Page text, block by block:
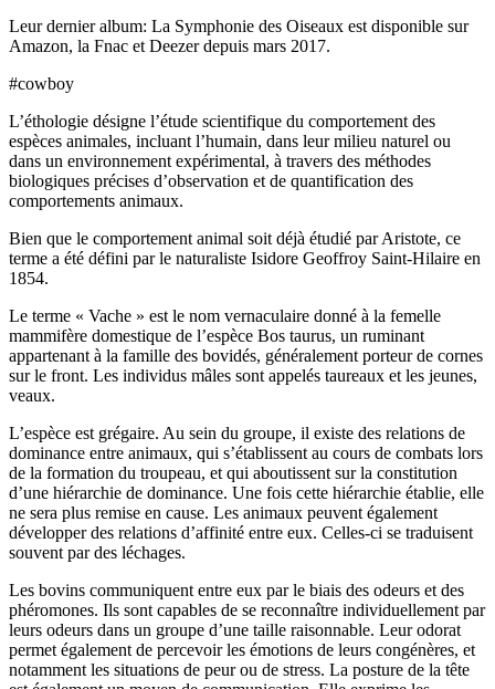
Leur dernier album: La Symphonie des Oiseaux est disponible sur
Amazon, la Fnac et Deezer depuis mars 2017.
#cowboy
L’éthologie désigne l’étude scientifique du comportement des
espèces animales, incluant l’humain, dans leur milieu naturel ou
dans un environnement expérimental, à travers des méthodes
biologiques précises d’observation et de quantification des
comportements animaux.
Bien que le comportement animal soit déjà étudié par Aristote, ce
terme a été défini par le naturaliste Isidore Geoffroy Saint-Hilaire en
1854.
Le terme « Vache » est le nom vernaculaire donné à la femelle
mammifère domestique de l’espèce Bos taurus, un ruminant
appartenant à la famille des bovidés, généralement porteur de cornes
sur le front. Les individus mâles sont appelés taureaux et les jeunes,
veaux.
L’espèce est grégaire. Au sein du groupe, il existe des relations de
dominance entre animaux, qui s’établissent au cours de combats lors
de la formation du troupeau, et qui aboutissent sur la constitution
d’une hiérarchie de dominance. Une fois cette hiérarchie établie, elle
ne sera plus remise en cause. Les animaux peuvent également
développer des relations d’affinité entre eux. Celles-ci se traduisent
souvent par des léchages.
Les bovins communiquent entre eux par le biais des odeurs et des
phéromones. Ils sont capables de se reconnaître individuellement par
leurs odeurs dans un groupe d’une taille raisonnable. Leur odorat
permet également de percevoir les émotions de leurs congénères, et
notamment les situations de peur ou de stress. La posture de la tête